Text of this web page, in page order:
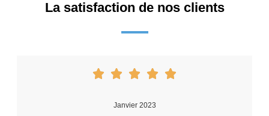
La satisfaction de nos clients
Janvier 2023